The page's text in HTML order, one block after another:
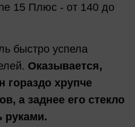
15 Плюс - от 140 до
быстро успела
Оказывается,
гораздо хрупче
а заднее его стекло
руками.